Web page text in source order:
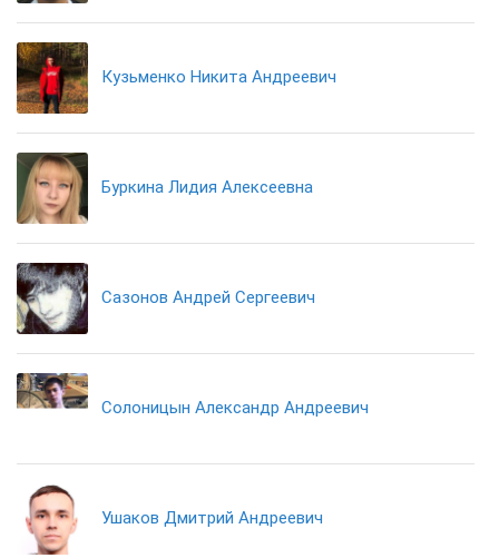
Кузьменко Никита Андреевич
Буркина Лидия Алексеевна
Сазонов Андрей Сергеевич
Солоницын Александр Андреевич
Ушаков Дмитрий Андреевич